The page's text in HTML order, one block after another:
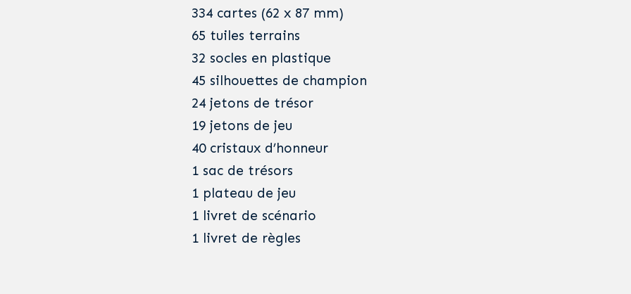
334 cartes (62 x 87 mm)
65 tuiles terrains
32 socles en plastique
45 silhouettes de champion
24 jetons de trésor
19 jetons de jeu
40 cristaux d’honneur
1 sac de trésors
1 plateau de jeu
1 livret de scénario
1 livret de règles